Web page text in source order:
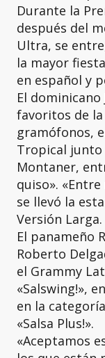
Durante la
después del
Ultra, se
la mayor
en español y
El dominicano
favoritos de la
gramófonos,
Tropical junto
Montaner,
quiso».
se llevó la
Versión Larga.
El panameño
Roberto
el Grammy
«Salswing!»,
en la
«Salsa Plus!».
«Aceptamos